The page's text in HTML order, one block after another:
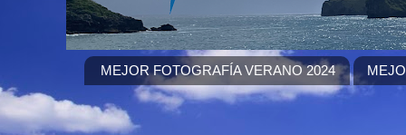
MEJOR FOTOGRAFÍA VERANO 2024